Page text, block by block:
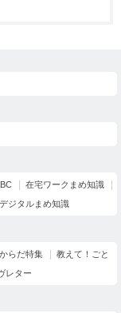
在宅ワークまめ知識
デジタルまめ知識
らだ特集
教えて！ごと
レター